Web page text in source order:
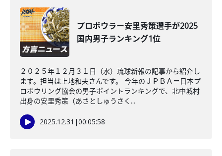
プロボウラー安里秀策選手が2025
国内男子ランキング1位
２０２５年１２月３１日（水）琉球新報の記事から紹介し
ます。担当は上地和夫さんです。 今年のＪＰＢＡ＝日本プ
ロボウリング協会の男子ポイントランキングで、北中城村
出身の安里秀策（あさとしゅうさく...
2025.12.31 |00:05:58